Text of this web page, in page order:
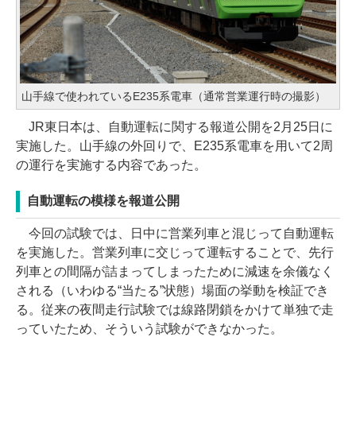
山手線で使われているE235系電車（通常営業運行時の撮影）
JR東日本は、自動運転に関する報道公開を2月25日に
実施した。山手線の外回りで、E235系電車を用いて2周
の運行を実施する内容であった。
自動運転の模様を報道公開
今回の試験では、日中に営業列車と混じって自動運転
を実施した。営業列車に交じって運転することで、先行
列車との間隔が詰まってしまったために減速を余儀なく
される（いわゆる“当たる”状態）場面の挙動を検証でき
る。従来の夜間走行試験では線路閉鎖をかけて単独で走
っていたため、そういう試験ができなかった。